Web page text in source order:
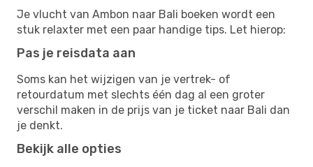
Je vlucht van Ambon naar Bali boeken wordt een
stuk relaxter met een paar handige tips. Let hierop:
Pas je reisdata aan
Soms kan het wijzigen van je vertrek- of
retourdatum met slechts één dag al een groter
verschil maken in de prijs van je ticket naar Bali dan
je denkt.
Bekijk alle opties